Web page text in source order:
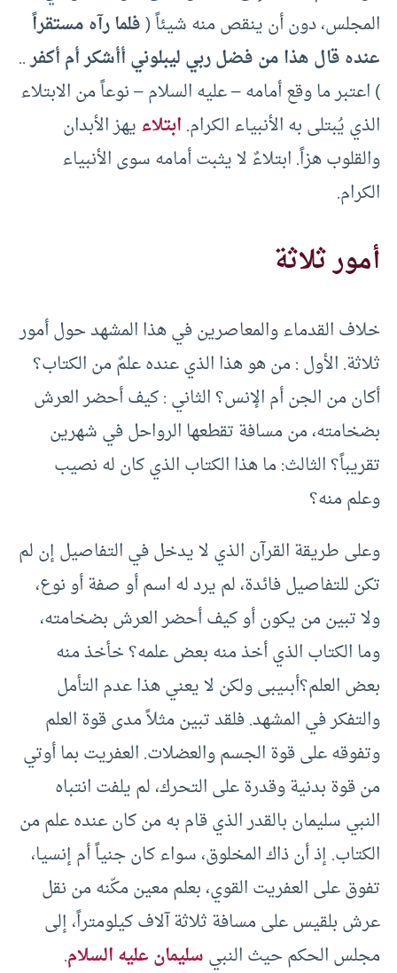
المجلس، دون أن ينقص منه شيئاً (فلما رآه مستقراً
عنده قال هذا من فضل ربي ليبلوني أأشكر أم أكفر..
) اعتبر ما وقع أمامه – عليه السلام – نوعاً من الابتلاء
الذي يُبتلى به الأنبياء الكرام.ابتلاءيهز الأبدان
والقلوب هزاً. ابتلاءٌ لا يثبت أمامه سوى الأنبياء
الكرام.
أمور ثلاثة
خلاف القدماء والمعاصرين في هذا المشهد حول أمور
ثلاثة. الأول : من هو هذا الذي عنده علمٌ من الكتاب؟
أكان من الجن أم الإنس؟ الثاني : كيف أحضر العرش
بضخامته، من مسافة تقطعها الرواحل في شهرين
تقريباً؟ الثالث: ما هذا الكتاب الذي كان له نصيب
وعلم منه؟
وعلى طريقة القرآن الذي لا يدخل في التفاصيل إن لم
تكن للتفاصيل فائدة، لم يرد له اسم أو صفة أو نوع،
ولا تبين من يكون أو كيف أحضر العرش بضخامته،
وما الكتاب الذي أخذ منه بعض علمه؟ خأخذ منه
بعض العلم؟أبىيبى ولكن لا يعني هذا عدم التأمل
والتفكر في المشهد. فلقد تبين مثلاً مدى قوة العلم
وتفوقه على قوة الجسم والعضلات. العفريت بما أوتي
من قوة بدنية وقدرة على التحرك، لم يلفت انتباه
النبي سليمان بالقدر الذي قام به من كان عنده علم من
الكتاب. إذ أن ذاك المخلوق، سواء كان جنياً أم إنسيا،
تفوق على العفريت القوي، بعلم معين مكّنه من نقل
عرش بلقيس على مسافة ثلاثة آلاف كيلومتراً، إلى
مجلس الحكم حيث النبيسليمان عليه السلام.